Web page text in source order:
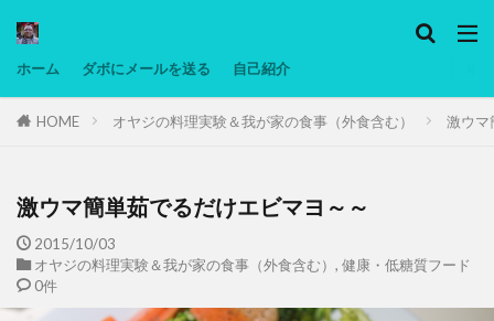
ホーム ダボにメールを送る 自己紹介
HOME オヤジの料理実験＆我が家の食事（外食含む） 激ウマ
激ウマ簡単茹でるだけエビマヨ～～
2015/10/03
オヤジの料理実験＆我が家の食事（外食含む） , 健康・低糖質フード
0件
タグ
低温調理・スロークッカー
低糖質ダイエット